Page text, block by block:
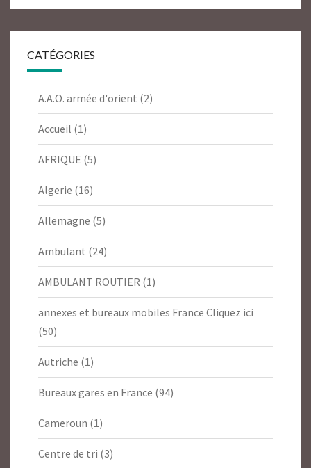
CATÉGORIES
A.A.O. armée d'orient (2)
Accueil (1)
AFRIQUE (5)
Algerie (16)
Allemagne (5)
Ambulant (24)
AMBULANT ROUTIER (1)
annexes et bureaux mobiles France Cliquez ici
(50)
Autriche (1)
Bureaux gares en France (94)
Cameroun (1)
Centre de tri (3)